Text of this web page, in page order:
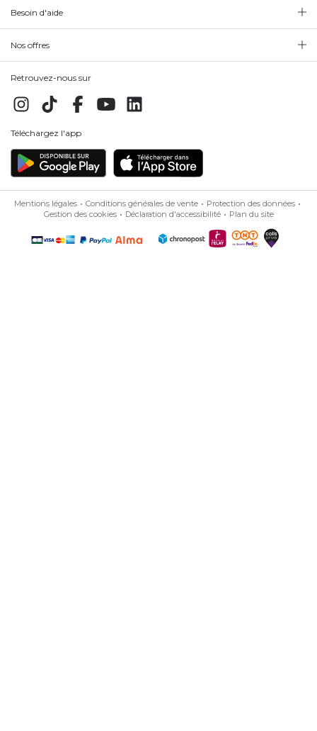
Besoin d'aide
Nos offres
Retrouvez-nous sur
Téléchargez l'app
Mentions légales Conditions générales de vente
Protection des données
Gestion des cookies
Déclaration d'accessibilité Plan du site